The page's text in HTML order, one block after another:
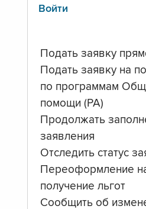
Войти
Подать заявку
Подать заявку на
по программам
помощи (PA)
Продолжать
заявления
Отследить статус
Переоформление
получение льгот
Сообщить об